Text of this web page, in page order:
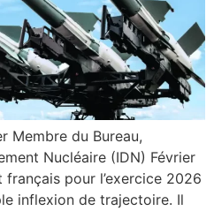
Membre du Bureau,
Nucléaire (IDN) Février
pour l’exercice 2026
inflexion de trajectoire. Il